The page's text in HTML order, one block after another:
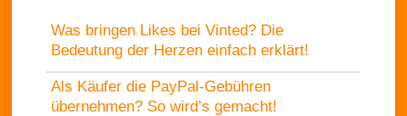
Was bringen Likes bei Vinted? Die
Bedeutung der Herzen einfach erklärt!
Als Käufer die PayPal-Gebühren
übernehmen? So wird’s gemacht!